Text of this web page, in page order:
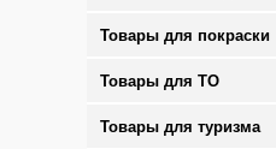
Товары для покраски
Товары для ТО
Товары для туризма